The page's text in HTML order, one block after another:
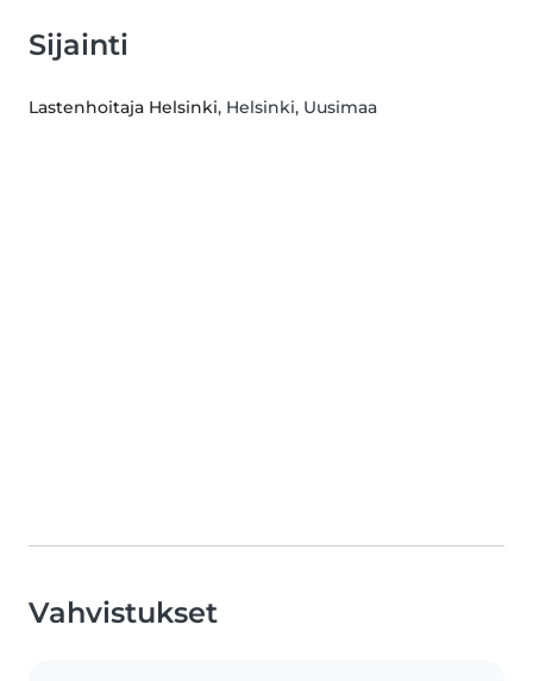
Sijainti
Lastenhoitaja Helsinki, Helsinki, Uusimaa
Vahvistukset